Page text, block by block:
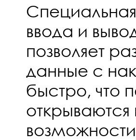
ввода и
позволяет
данные с
быстро, что